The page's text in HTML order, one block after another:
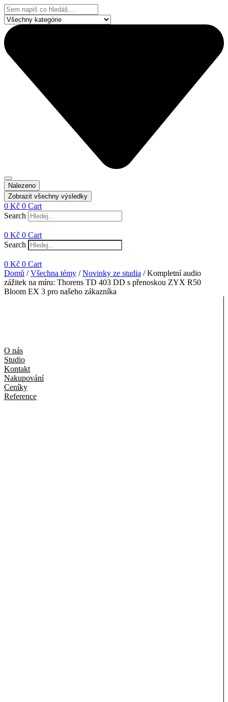
Přejít
k
obsahu
Search
...
Nalezeno
Zobrazit všechny výsledky
0 Kč 0 Cart
Search
0 Kč 0 Cart
Search
0 Kč 0 Cart
Domů /Všechna témy /Novinky ze studia / Kompletní audio
zážitek na míru: Thorens TD 403 DD s přenoskou ZYX R50
Bloom EX 3 pro našeho zákazníka
O nás
Studio
Kontakt
Nakupování
Ceníky
Reference